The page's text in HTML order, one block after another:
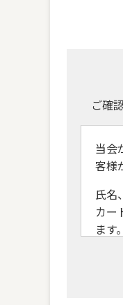
ご確
当会
客様
氏名
カー
ます。
当